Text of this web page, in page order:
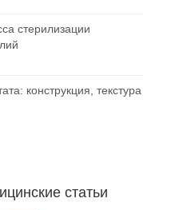
стерилизации
конструкция, текстура
статьи